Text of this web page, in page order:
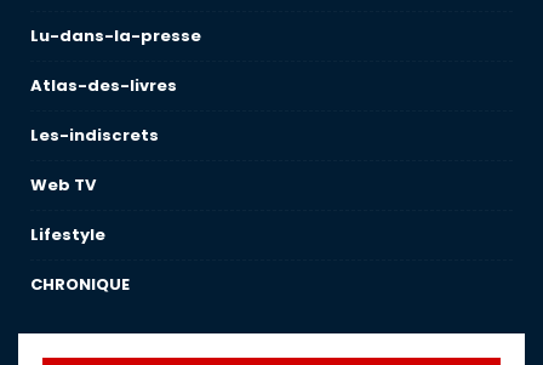
Lu-dans-la-presse
Atlas-des-livres
Les-indiscrets
Web TV
Lifestyle
CHRONIQUE